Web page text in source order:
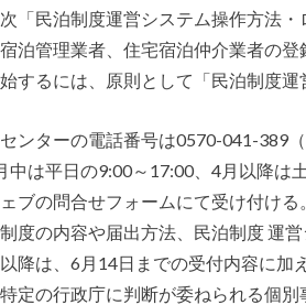
「民泊制度運営システム操作方法
宿泊管理業者、住宅宿泊仲介業者の
するには、原則として「民泊制度
ンターの電話番号は0570-041-389
中は平日の9:00～17:00、4月以降は
ブの問合せフォームにて受け付け
度の内容や届出方法、民泊制度 運
降は、6月14日までの受付内容に加
定の行政庁に判断が委ねられる個